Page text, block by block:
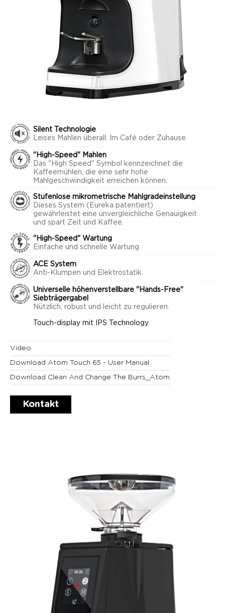
Silent Technologie
Leises Mahlen überall: Im Café oder Zuhause
"High-Speed" Mahlen
Das "High Speed" Symbol kennzeichnet die
Kaffeemühlen, die eine sehr hohe
Mahlgeschwindigkeit erreichen können.
Stufenlose mikrometrische Mahlgradeinstellung
Dieses System (Eureka patentiert)
gewährleistet eine unvergleichliche Genauigkeit
und spart Zeit und Kaffee.
"High-Speed" Wartung
Einfache und schnelle Wartung
ACE System
Anti-Klumpen und Elektrostatik.
Universelle höhenverstellbare "Hands-Free"
Siebträgergabel
Nützlich, robust und leicht zu regulieren.
Touch-display mit IPS Technology
Video
Download Atom Touch 65 - User Manual
Download Clean And Change The Burrs_Atom
Kontakt